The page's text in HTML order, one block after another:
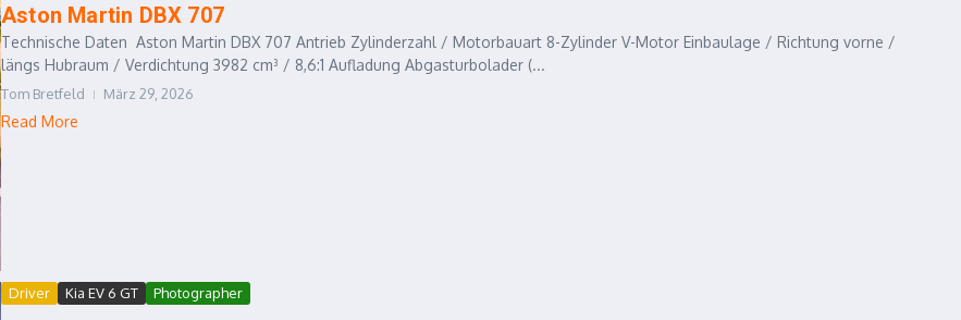
Aston Martin DBX 707
Technische Daten Aston Martin DBX 707 Antrieb Zylinderzahl / Motorbauart 8-Zylinder V-Motor Einbaulage / Richtung vorne /
längs Hubraum / Verdichtung 3982 cm³ / 8,6:1 Aufladung Abgasturbolader (...
Tom Bretfeld März 29, 2026
Read More
Driver Kia EV 6 GT Photographer